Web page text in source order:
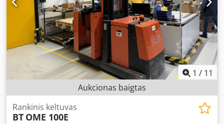
1 / 11
Aukcionas baigtas
Rankinis keltuvas
BT OME 100E